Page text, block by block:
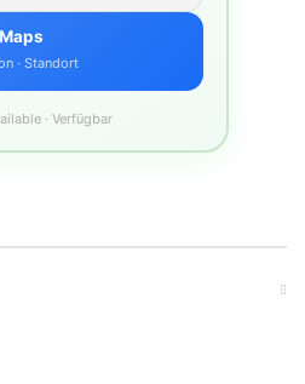
· Standort
· Verfügbar